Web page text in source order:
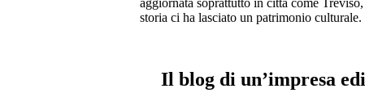
aggiornata soprattutto in città come
storia ci ha lasciato un patrimonio culturale.
Il blog di un’impresa